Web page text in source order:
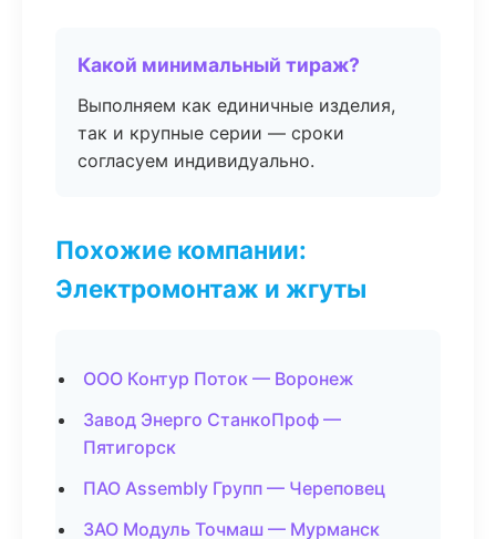
Какой минимальный тираж?
Выполняем как единичные изделия,
так и крупные серии — сроки
согласуем индивидуально.
Похожие компании:
Электромонтаж и жгуты
ООО Контур Поток — Воронеж
Завод Энерго СтанкоПроф —
Пятигорск
ПАО Assembly Групп — Череповец
ЗАО Модуль Точмаш — Мурманск